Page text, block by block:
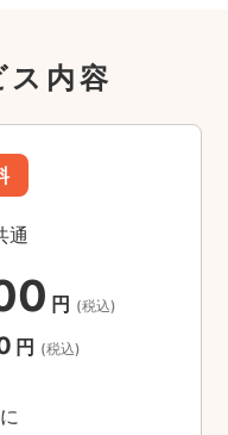
ス内容
通
円 (税込)
円 (税込)